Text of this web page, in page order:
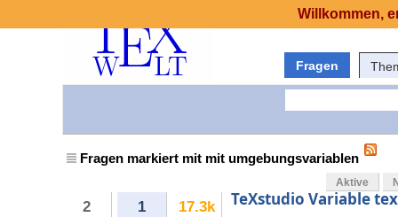
Fragen
Fragen markiert mit mit umgebungsvariablen
Aktive
2 1 17.3k TeXstudio Variable
Willkommen,